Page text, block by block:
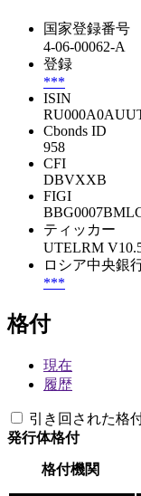
国家登録番号
4-06-00062-A
登録
***
ISIN
Cbonds ID
958
CFI
DBVXXB
FIGI
ティッカー
UTELRM
ロシア中央銀
***
格付
現在
履歴
引き回された格
発行体格付
格付機関